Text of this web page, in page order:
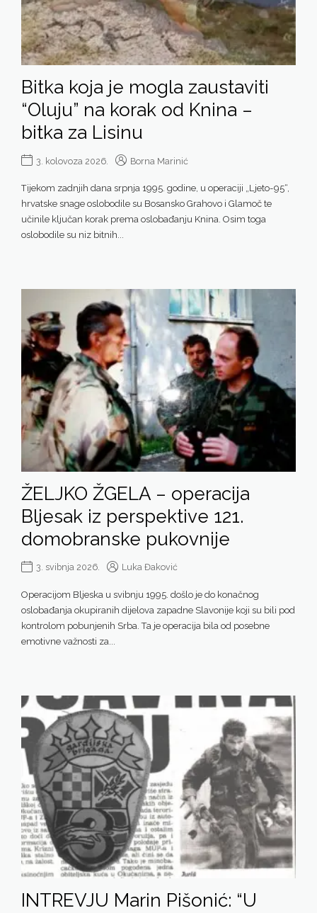
Bitka koja je mogla zaustaviti
“Oluju” na korak od Knina –
bitka za Lisinu
3. kolovoza 2026. Borna Marinić
Tijekom zadnjih dana srpnja 1995. godine, u operaciji „Ljeto-95“,
hrvatske snage oslobodile su Bosansko Grahovo i Glamoč te
učinile ključan korak prema oslobađanju Knina. Osim toga
oslobodile su niz bitnih...
ŽELJKO ŽGELA – operacija
Bljesak iz perspektive 121.
domobranske pukovnije
3. svibnja 2026. Luka Đaković
Operacijom Bljeska u svibnju 1995. došlo je do konačnog
oslobađanja okupiranih dijelova zapadne Slavonije koji su bili pod
kontrolom pobunjenih Srba. Ta je operacija bila od posebne
emotivne važnosti za...
INTREVJU Marin Pišonić: “U